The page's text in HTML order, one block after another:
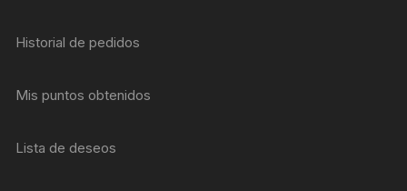
Historial de pedidos
Mis puntos obtenidos
Lista de deseos